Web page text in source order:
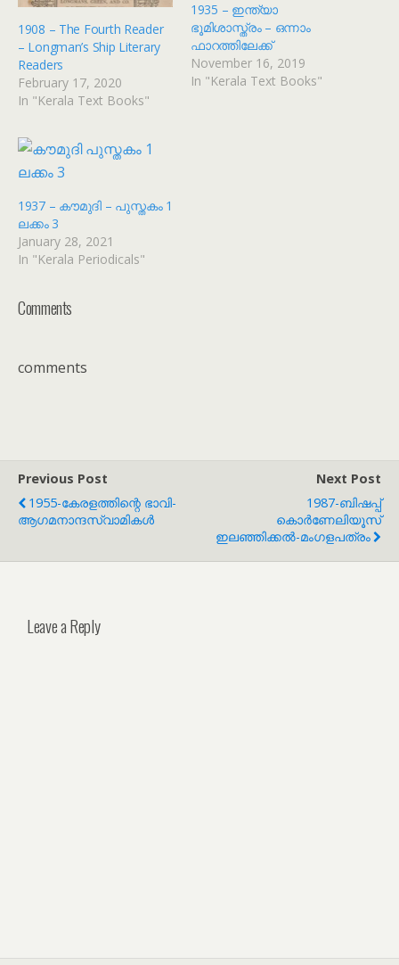
1908 – The Fourth Reader
– Longman’s Ship Literary
Readers
February 17, 2020
In "Kerala Text Books"
1935 – ഇന്ത്യാ
ഭൂമിശാസ്ത്രം – ഒന്നാം
ഫാറത്തിലേക്ക്
November 16, 2019
In "Kerala Text Books"
1937 – കൗമുദി – പുസ്തകം 1
ലക്കം 3
January 28, 2021
In "Kerala Periodicals"
Comments
comments
Previous Post
1955-കേരളത്തിന്റെ ഭാവി-
ആഗമനാന്ദസ്വാമികള്‍
Next Post
1987-ബിഷപ്പ്
കൊര്‍ണേലിയൂസ്
ഇലഞ്ഞിക്കല്‍-മംഗളപത്രം
Leave a Reply